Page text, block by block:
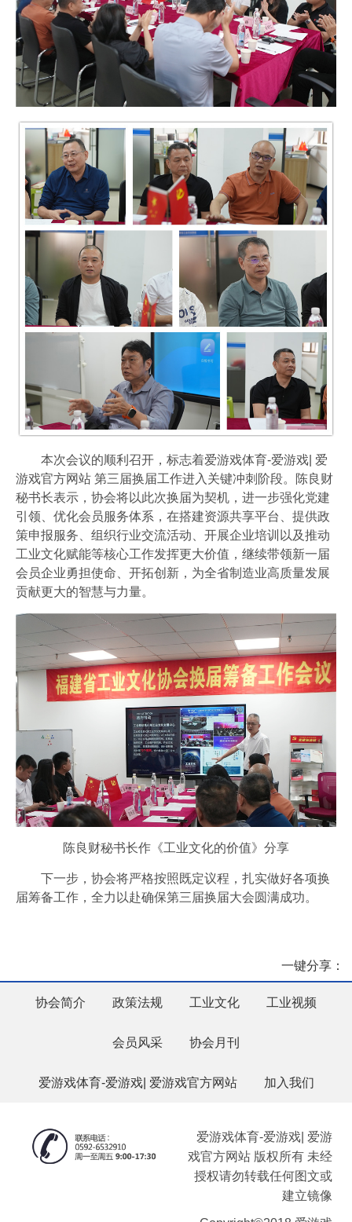
本次会议的顺利召开，标志着爱游戏体育-爱游戏| 爱
游戏官方网站 第三届换届工作进入关键冲刺阶段。陈良财
秘书长表示，协会将以此次换届为契机，进一步强化党建
引领、优化会员服务体系，在搭建资源共享平台、提供政
策申报服务、组织行业交流活动、开展企业培训以及推动
工业文化赋能等核心工作发挥更大价值，继续带领新一届
会员企业勇担使命、开拓创新，为全省制造业高质量发展
贡献更大的智慧与力量。
陈良财秘书长作《工业文化的价值》分享
下一步，协会将严格按照既定议程，扎实做好各项换
届筹备工作，全力以赴确保第三届换届大会圆满成功。
一键分享：
协会简介 政策法规 工业文化 工业视频
会员风采 协会月刊
爱游戏体育-爱游戏| 爱游戏官方网站 加入我们
爱游戏体育-爱游戏| 爱游
戏官方网站 版权所有 未经
授权请勿转载任何图文或
建立镜像